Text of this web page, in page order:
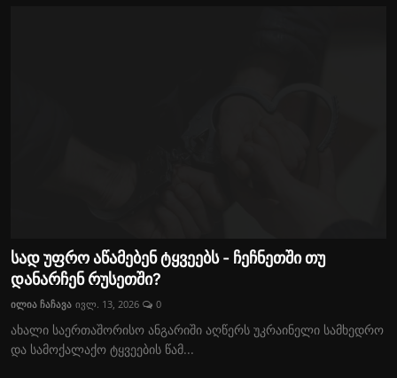
სად უფრო აწამებენ ტყვეებს - ჩეჩნეთში თუ
დანარჩენ რუსეთში?
ილია ჩაჩავა ივლ. 13, 2026 0
ახალი საერთაშორისო ანგარიში აღწერს უკრაინელი სამხედრო
და სამოქალაქო ტყვეების წამ...